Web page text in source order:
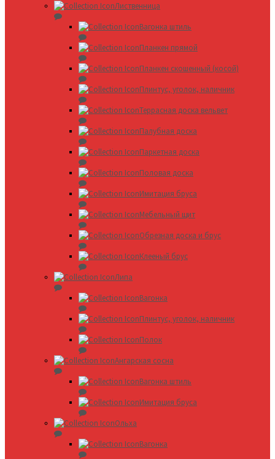
Лиственница
Вагонка штиль
Планкен прямой
Планкен скошенный (косой)
Плинтус, уголок, наличник
Террасная доска вельвет
Палубная доска
Паркетная доска
Половая доска
Имитация бруса
Мебельный щит
Обрезная доска и брус
Клееный брус
Липа
Вагонка
Плинтус, уголок, наличник
Полок
Ангарская сосна
Вагонка штиль
Имитация бруса
Ольха
Вагонка